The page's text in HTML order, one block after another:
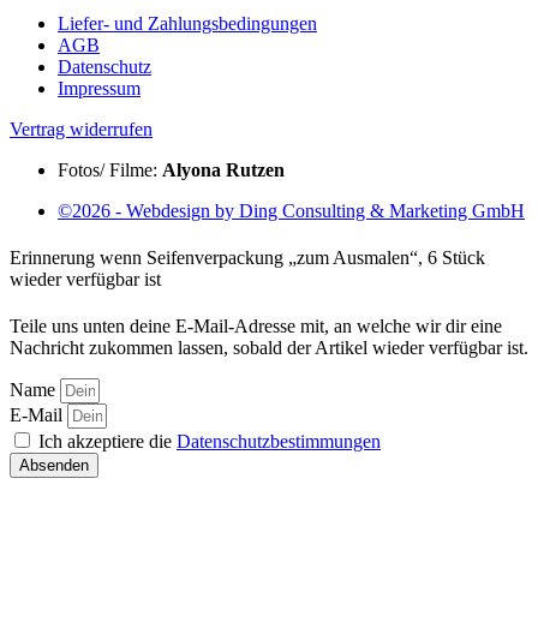
Liefer- und Zahlungsbedingungen
AGB
Datenschutz
Impressum
Vertrag widerrufen
Fotos/ Filme: Alyona Rutzen
©2026 - Webdesign by Ding Consulting & Marketing GmbH
Erinnerung wenn Seifenverpackung „zum Ausmalen“, 6 Stück
wieder verfügbar ist
Teile uns unten deine E-Mail-Adresse mit, an welche wir dir eine
Nachricht zukommen lassen, sobald der Artikel wieder verfügbar ist.
Name
E-Mail
Ich akzeptiere die Datenschutzbestimmungen
Absenden